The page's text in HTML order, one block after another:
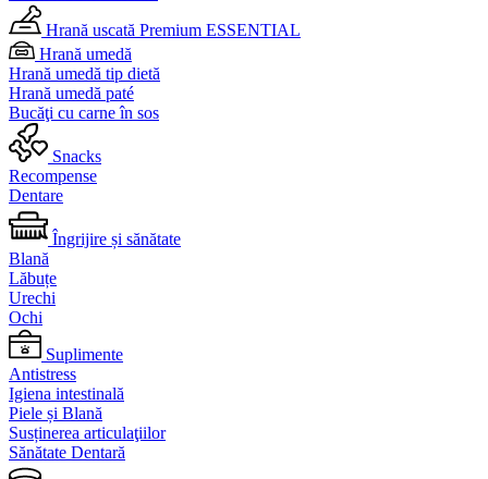
Hrană uscată Premium ESSENTIAL
Hrană umedă
Hrană umedă tip dietă
Hrană umedă paté
Bucăţi cu carne în sos
Snacks
Recompense
Dentare
Îngrijire și sănătate
Blană
Lăbuțe
Urechi
Ochi
Suplimente
Antistress
Igiena intestinală
Piele și Blană
Susținerea articulaţiilor
Sănătate Dentară